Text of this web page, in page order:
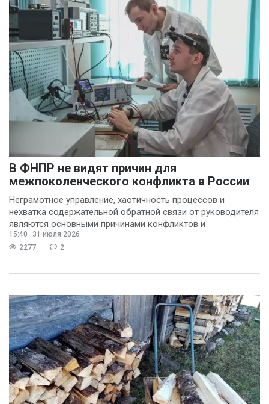
В ФНПР не видят причин для
межпоколенческого конфликта в России
Неграмотное управление, хаотичность процессов и
нехватка содержательной обратной связи от руководителя
являются основными причинами конфликтов и
раздражения в
15:40
31 июля 2026
2277
2